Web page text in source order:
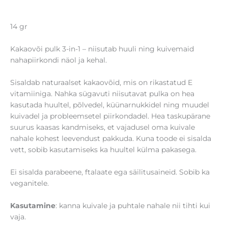
14 gr
Kakaovõi pulk 3-in-1 – niisutab huuli ning kuivemaid
nahapiirkondi näol ja kehal.
Sisaldab naturaalset kakaovõid, mis on rikastatud E
vitamiiniga. Nahka sügavuti niisutavat pulka on hea
kasutada huultel, põlvedel, küünarnukkidel ning muudel
kuivadel ja probleemsetel piirkondadel. Hea taskupärane
suurus kaasas kandmiseks, et vajadusel oma kuivale
nahale kohest leevendust pakkuda. Kuna toode ei sisalda
vett, sobib kasutamiseks ka huultel külma pakasega.
Ei sisalda parabeene, ftalaate ega säilitusaineid. Sobib ka
veganitele.
Kasutamine: kanna kuivale ja puhtale nahale nii tihti kui
vaja.